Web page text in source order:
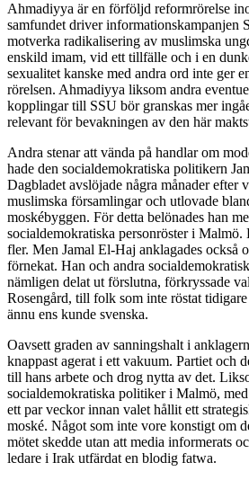
Ahmadiyya är en förföljd reformrörelse
samfundet driver informationskampanjen
motverka radikalisering av muslimska
enskild imam, vid ett tillfälle och i en
sexualitet kanske med andra ord inte ger
rörelsen. Ahmadiyya liksom andra
kopplingar till SSU bör granskas mer
relevant för bevakningen av den här
Andra stenar att vända på handlar om
hade den socialdemokratiska politikern
Dagbladet avslöjade några månader efter
muslimska församlingar och utlovade
moskébyggen. För detta belönades han
socialdemokratiska personröster i
fler. Men Jamal El-Haj anklagades också
förnekat. Han och andra
nämligen delat ut förslutna, förkryssade
Rosengård, till folk som inte röstat
ännu ens kunde svenska.
Oavsett graden av sanningshalt i
knappast agerat i ett vakuum. Partiet och
till hans arbete och drog nytta av det.
socialdemokratiska politiker i Malmö,
ett par veckor innan valet hållit ett
moské. Något som inte vore konstigt om
mötet skedde utan att media informerats
ledare i Irak utfärdat en blodig fatwa.